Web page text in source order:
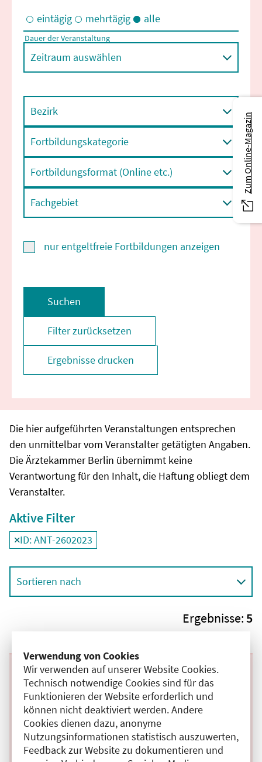
Verwendung von Cookies
Wir verwenden auf unserer Website Cookies.
Technisch notwendige Cookies sind für das
Funktionieren der Website erforderlich und
können nicht deaktiviert werden. Andere
Cookies dienen dazu, anonyme
Nutzungsinformationen statistisch auszuwerten,
Feedback zur Website zu dokumentieren und
Eintägige und/oder mehrtägige Veranstaltungen
eintägig mehrtägig alle
Dauer der Veranstaltung
Zeitraum auswählen
Bezirk
Fortbildungskategorie
Fortbildungsformat (Online etc.)
Fachgebiet
nur entgeltfreie Fortbildungen anzeigen
Suchen
Filter zurücksetzen
Ergebnisse drucken
Die hier aufgeführten Veranstaltungen entsprechen
den unmittelbar vom Veranstalter getätigten Angaben.
Die Ärztekammer Berlin übernimmt keine
Verantwortung für den Inhalt, die Haftung obliegt dem
Veranstalter.
Aktive Filter
Filter
ID: ANT-2602023
deaktivieren und Suchergebnisse neu laden
Sortieren nach
Ergebnisse:5
Beginn:
05.08.2026Ende und Anfangszeit:
-05.08.2026,08:30 Uhr
Veranstaltungstitel:
Interdisziplinäre Tumorkonferenz Oberer
Gastrointestinal-Trakt
Veranstaltungsort:
Charité Campus Virchow Klinikum,
Augustenburger Platz, 13353 Berlin
Kategorie:C
Fortbildungspunkte:2
Details anzeigen
Zum Online-Magazin